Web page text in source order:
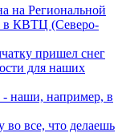
на Региональной
в КВТЦ (Северо-
пришел снег
для наших
- наши, например, в
все, что делаешь